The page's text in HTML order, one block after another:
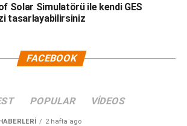
Solar Simulatörü ile kendi GES
tasarlayabilirsiniz
FACEBOOK
POPULAR VIDEOS
2 hafta ago